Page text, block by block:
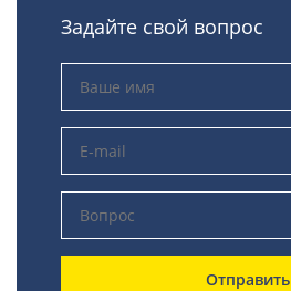
Задайте свой вопрос
Отправить